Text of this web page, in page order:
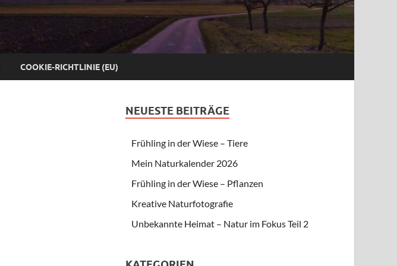
COOKIE-RICHTLINIE (EU)
NEUESTE BEITRÄGE
Frühling in der Wiese – Tiere
Mein Naturkalender 2026
Frühling in der Wiese – Pflanzen
Kreative Naturfotografie
Unbekannte Heimat – Natur im Fokus Teil 2